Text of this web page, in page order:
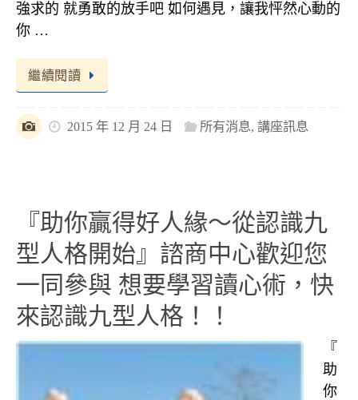
強求的 就勇敢的放手吧 如何遇見，讓我怦然心動的
你 …
繼續閱讀
2015 年 12 月 24 日 所有消息,講座訊息
『助你贏得好人緣～從認識九
型人格開始』諮商中心歡迎您
一同參與 想要學習讀心術，快
來認識九型人格！！
『
助
你